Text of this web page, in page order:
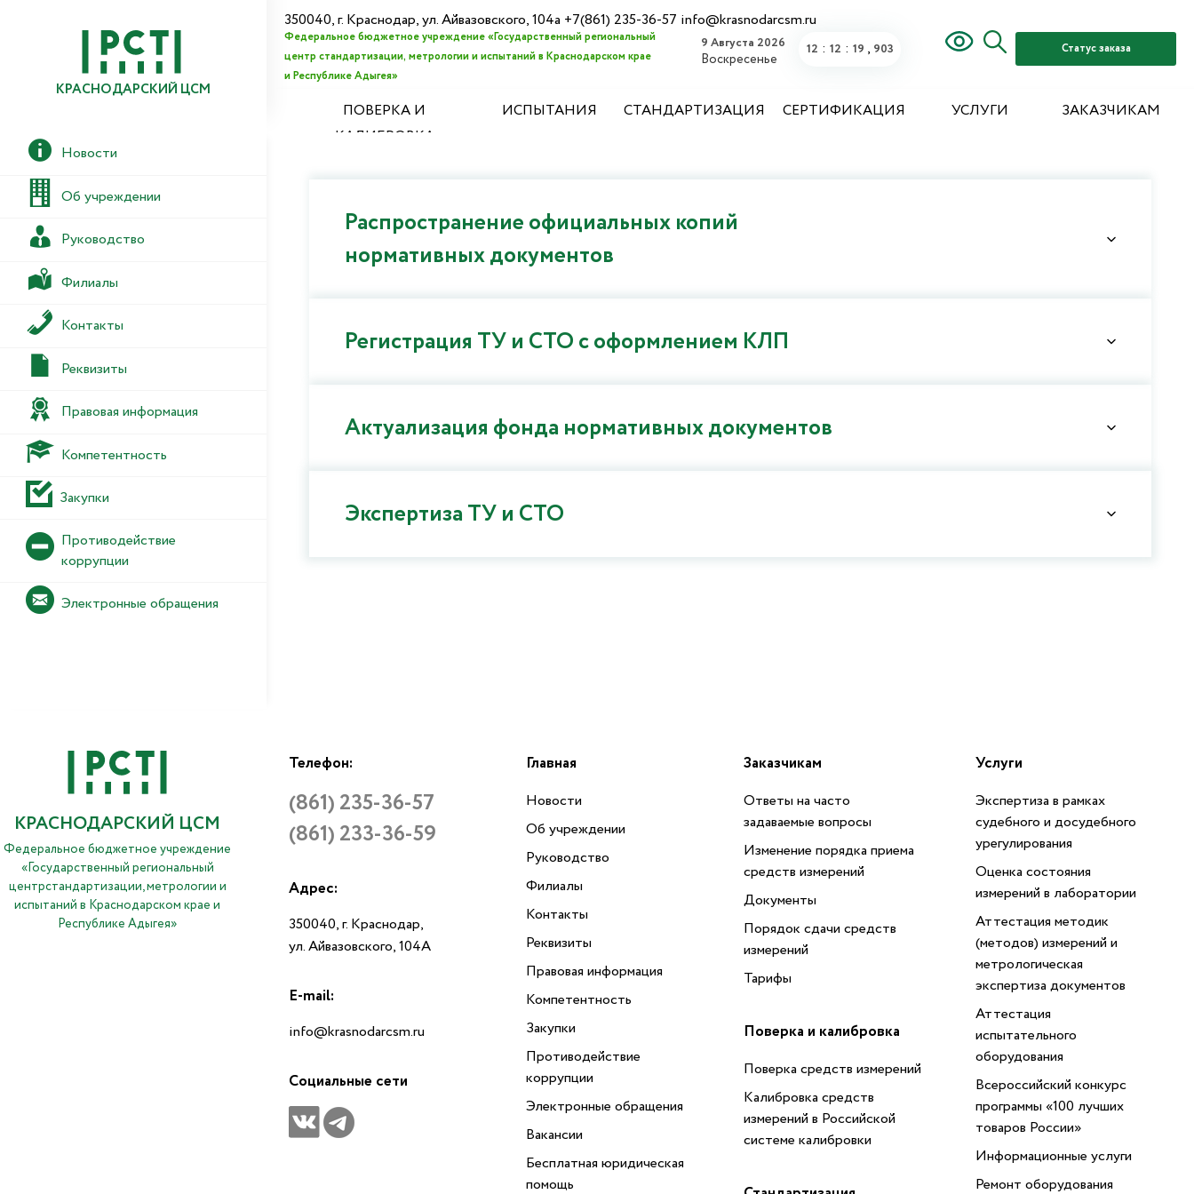
КРАСНОДАРСКИЙ ЦСМ
Федеральное бюджетное учреждение «Государственный региональный
центр стандартизации, метрологии и испытаний в Краснодарском крае
и Республике Адыгея»
350040, г. Краснодар, ул. Айвазовского, 104а +7(861) 235-36-57 info@krasnodarcsm.ru
9 Августа 2026
Воскресенье
Статус заказа
ПОВЕРКА И
КАЛИБРОВКА
ИСПЫТАНИЯ СТАНДАРТИЗАЦИЯ СЕРТИФИКАЦИЯ УСЛУГИ ЗАКАЗЧИКАМ
Новости
Об учреждении
Руководство
Филиалы
Контакты
Реквизиты
Правовая информация
Компетентность
Закупки
Противодействие
коррупции
Электронные обращения
Распространение официальных копий
нормативных документов
Регистрация ТУ и СТО с оформлением КЛП
Актуализация фонда нормативных документов
Экспертиза ТУ и СТО
КРАСНОДАРСКИЙ ЦСМ
Федеральное бюджетное учреждение
«Государственный региональный
центрстандартизации, метрологии и
испытаний в Краснодарском крае и
Республике Адыгея»
Телефон:
(861) 235-36-57
(861) 233-36-59
Адрес:
350040, г. Краснодар,
ул. Айвазовского, 104А
E-mail:
info@krasnodarcsm.ru
Социальные сети
Главная
Новости
Об учреждении
Руководство
Филиалы
Контакты
Реквизиты
Правовая информация
Компетентность
Закупки
Противодействие
коррупции
Электронные обращения
Вакансии
Бесплатная юридическая
помощь
Заказчикам
Ответы на часто
задаваемые вопросы
Изменение порядка приема
средств измерений
Документы
Порядок сдачи средств
измерений
Тарифы
Поверка и калибровка
Поверка средств измерений
Калибровка средств
измерений в Российской
системе калибровки
Услуги
Экспертиза в рамках
судебного и досудебного
урегулирования
Оценка состояния
измерений в лаборатории
Аттестация методик
(методов) измерений и
метрологическая
экспертиза документов
Аттестация
испытательного
оборудования
Всероссийский конкурс
программы «100 лучших
товаров России»
Информационные услуги
Ремонт оборудования